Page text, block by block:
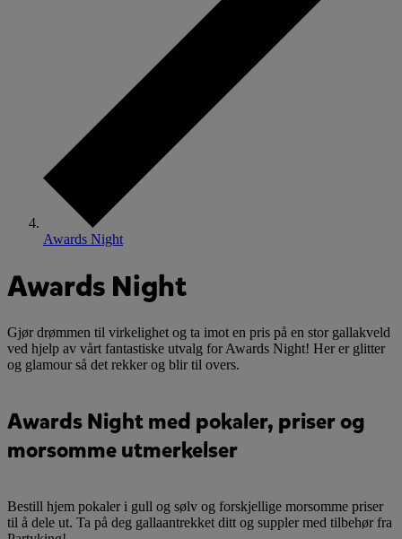
Awards Night
Awards Night
Gjør drømmen til virkelighet og ta imot en pris på en stor gallakveld
ved hjelp av vårt fantastiske utvalg for Awards Night! Her er glitter
og glamour så det rekker og blir til overs.
Awards Night med pokaler, priser og
morsomme utmerkelser
Bestill hjem pokaler i gull og sølv og forskjellige morsomme priser
til å dele ut. Ta på deg gallaantrekket ditt og suppler med tilbehør fra